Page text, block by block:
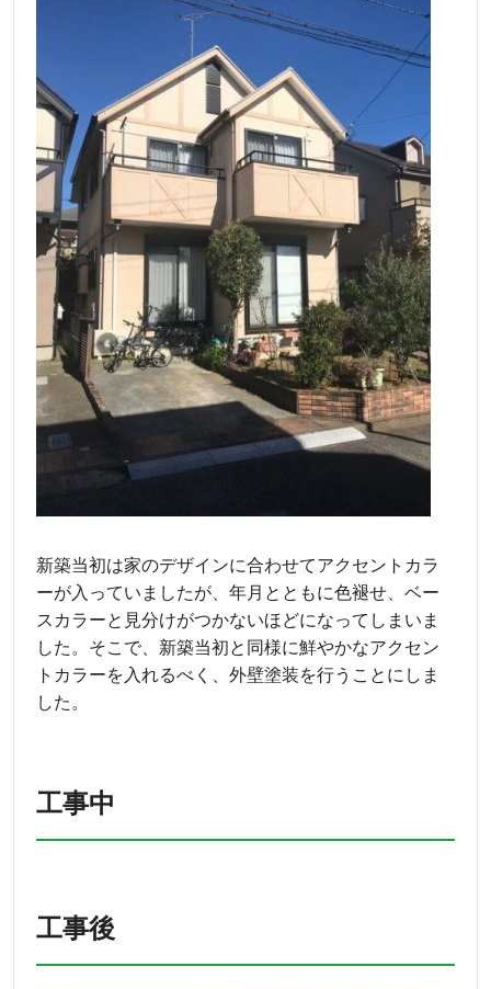
新築当初は家のデザインに合わせてアクセントカラ
ーが入っていましたが、年月とともに色褪せ、ベー
スカラーと見分けがつかないほどになってしまいま
した。そこで、新築当初と同様に鮮やかなアクセン
トカラーを入れるべく、外壁塗装を行うことにしま
した。
工事中
工事後